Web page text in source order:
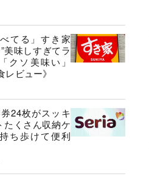
てる」すき家
美味しすぎてラ
クソ美味い」
レビュー》
24枚がスッキ
たくさん収納ケ
ち歩けて便利